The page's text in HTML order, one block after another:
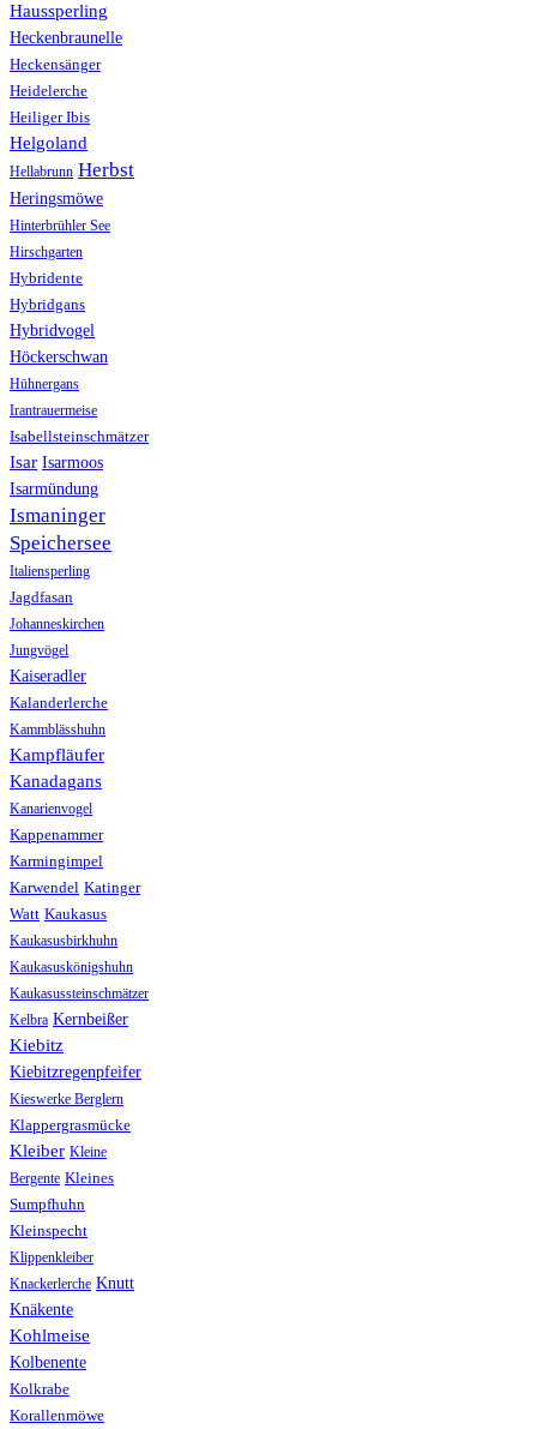
Haussperling
Heckenbraunelle
Heckensänger
Heidelerche
Heiliger Ibis
Helgoland
Hellabrunn Herbst
Heringsmöwe
Hinterbrühler See
Hirschgarten
Hybridente
Hybridgans
Hybridvogel
Höckerschwan
Hühnergans
Irantrauermeise
Isabellsteinschmätzer
Isar Isarmoos
Isarmündung
Ismaninger
Speichersee
Italiensperling
Jagdfasan
Johanneskirchen
Jungvögel
Kaiseradler
Kalanderlerche
Kammblässhuhn
Kampfläufer
Kanadagans
Kanarienvogel
Kappenammer
Karmingimpel
Karwendel Katinger
Watt Kaukasus
Kaukasusbirkhuhn
Kaukasuskönigshuhn
Kaukasussteinschmätzer
Kelbra Kernbeißer
Kiebitz
Kiebitzregenpfeifer
Kieswerke Berglern
Klappergrasmücke
Kleiber Kleine
Bergente Kleines
Sumpfhuhn
Kleinspecht
Klippenkleiber
Knackerlerche Knutt
Knäkente
Kohlmeise
Kolbenente
Kolkrabe
Korallenmöwe